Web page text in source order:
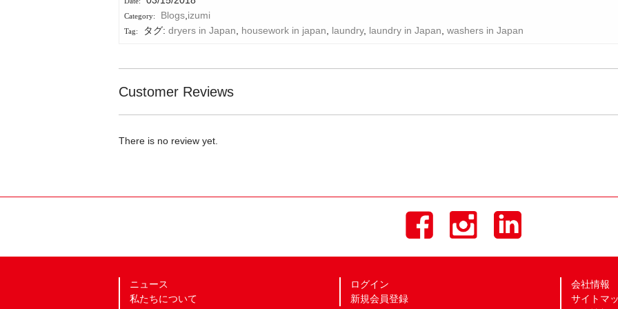
Blogs,izumi
タグ: dryers in Japan, housework in japan, laundry, laundry in Japan, washers in Japan
Customer Reviews
There is no review yet.
ニュース
私たちについて
ログイン
新規会員登録
会社情報
サイトマ